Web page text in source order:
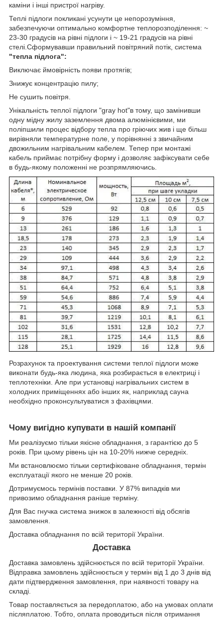
каміни і інші пристрої нагріву.
Теплі підлоги покликані усунути це непорозуміння,
забезпечуючи оптимально комфортне теплорозподілення: ~
23-30 градусів на рівні підлоги і ~ 19-21 градусів на рівні
стелі.Сформувавши правильний повітряний потік, система
"тепла підлога":
Виключає ймовірність появи протягів;
Знижує концентрацію пилу;
Не сушить повітря.
Унікальність теплої підлоги "gray hot"в тому, що замінивши
одну мідну жилу заземлення двома алюмінієвими, ми
поліпшили процес відбору тепла про гріючих жив і ще більш
вирівняли температурне поле, у порівнянні з звичайним
двожильним нагрівальним кабелем. Тепер при монтажі
кабель приймає потрібну форму і дозволяє зафіксувати себе
в будь-якому положенні не розпрямляючись.
Розрахунок та проектування системи теплої підлоги може
виконати будь-яка людина, яка розбирається в електриці і
теплотехніки. Але при установці нагрівальних систем в
холодних приміщеннях або інших як, наприклад сауна
необхідно проконсультуватися з фахівцями.
Чому вигідно купувати в нашій компанії
Ми реалізуємо тільки якісне обладнання, з гарантією до 5
років. При цьому рівень цін на 10-20% нижче середніх.
Ми встановлюємо тільки сертифіковане обладнання, термін
експлуатації якого не менше 20 років.
Дотримуємось термінів поставки. У 87% випадків ми
привозимо обладнання раніше терміну.
Для Вас гнучка система знижок в залежності від обсягів
замовлення.
Доставка обладнання по всій території України.
Доставка
Доставка замовлень здійснюється по всій території України.
Відправка замовлень здійснюється у термін від 1 до 3 днів від
дати підтвердження замовлення, при наявності товару на
складі.
Товар поставляється за передоплатою, або на умовах оплати
післяплатою. Тобто, оплата проводиться після отримання